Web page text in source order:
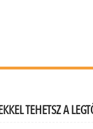
TEHETSZ A